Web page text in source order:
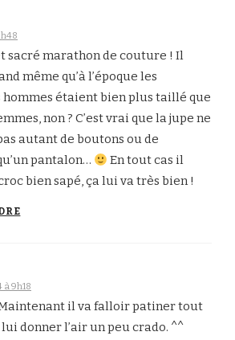
sacré marathon de couture ! Il
même qu’à l’époque les
étaient bien plus taillé que
non ? C’est vrai que la jupe ne
autant de boutons ou de
pantalon…
En tout cas il
bien sapé, ça lui va très bien !
à 9h18
il va falloir patiner tout
donner l’air un peu crado. ^^